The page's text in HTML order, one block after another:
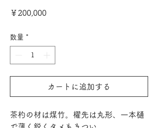
￥200,000価
数量 *
カートに追加する
茶杓の材は煤竹。櫂先は丸形、一本樋